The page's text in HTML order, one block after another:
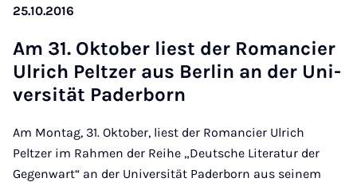
25.10.2016
Am 31. Ok­to­ber li­est der Ro­man­ci­er
Ul­rich Peltzer aus Ber­lin an der Uni­
versität Pader­born
Am Montag, 31. Oktober, liest der Romancier Ulrich
Peltzer im Rahmen der Reihe „Deutsche Literatur der
Gegenwart“ an der Universität Paderborn aus seinem